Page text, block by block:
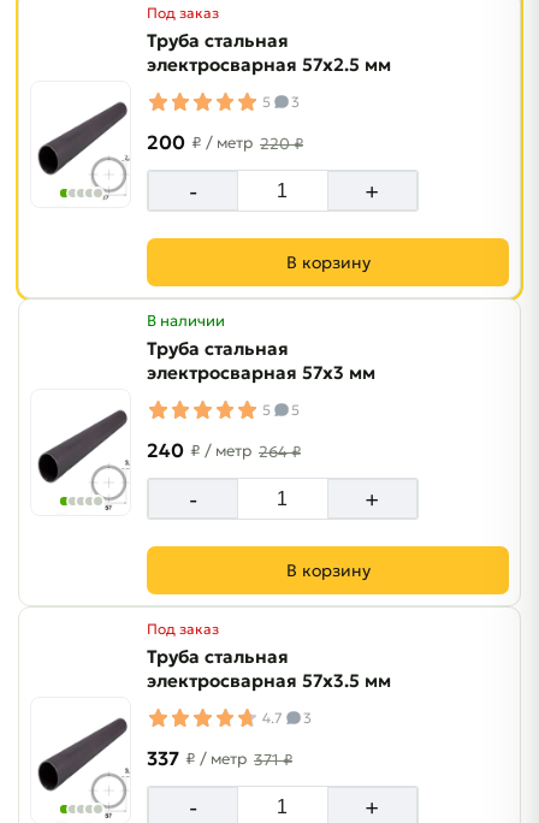
Под заказ
Труба стальная
электросварная 57х2.5 мм
5 3
200 ₽ / метр 220 ₽
- +
В корзину
В наличии
Труба стальная
электросварная 57х3 мм
5 5
240 ₽ / метр 264 ₽
- +
В корзину
Под заказ
Труба стальная
электросварная 57х3.5 мм
4.7 3
337 ₽ / метр 371 ₽
- +